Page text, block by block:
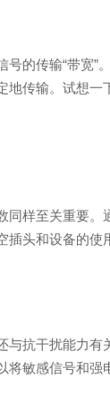
的传输“带宽
传输。试想一
同样至关重要
插头和设备的
与抗干扰能力
敏感信号和强